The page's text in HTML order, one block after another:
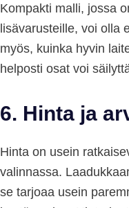
Kompakti malli, jossa
lisävarusteille, voi olla
myös, kuinka hyvin
helposti osat voi
6. Hinta ja
Hinta on usein
valinnassa.
se tarjoaa usein